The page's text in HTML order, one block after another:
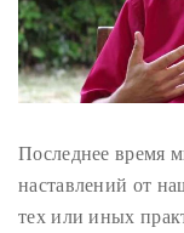
Последнее время
наставлений от
тех или иных